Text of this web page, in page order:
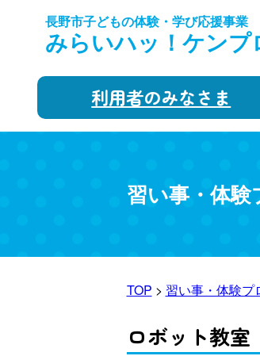
長野市子どもの体験・学び応援事業
みらいハッ！ケンプ
利用者のみなさま
習い事・体
TOP > 習い事・体験プ
ロボット教